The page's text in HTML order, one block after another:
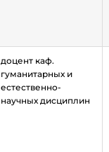
доцент каф.
гуманитарных и
естественно-
научных дисциплин